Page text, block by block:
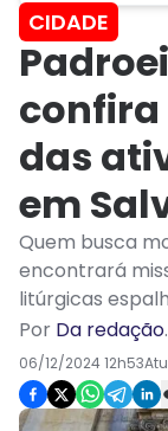
CIDADE
das
em
Quem busca
encontrará
litúrgicas
Por Da redação.
06/12/2024 12h53